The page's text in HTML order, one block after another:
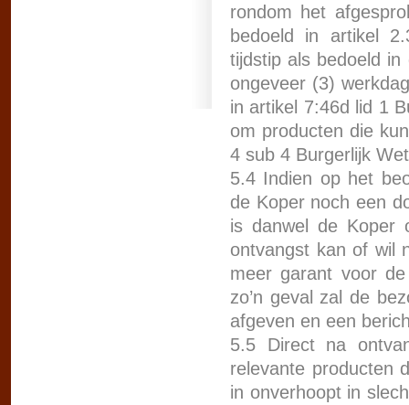
rondom het
bedoeld in artikel
tijdstip als bedoeld
ongeveer (3)
in artikel 7:46d lid 1
om producten die
4 sub 4 Burgerlijk
5.4 Indien op het
de Koper noch een
is danwel de Koper
ontvangst kan of wil
meer garant voor
zo’n geval zal de
afgeven en een
5.5 Direct na
relevante producten
in onverhoopt in